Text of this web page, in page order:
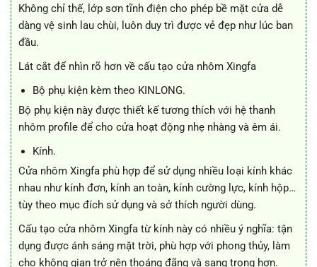
Không chỉ thế, lớp sơn tĩnh điện cho phép bề mặt cửa dễ
dàng vệ sinh lau chùi, luôn duy trì được vẻ đẹp như lúc ban
đầu.
Lát cắt để nhìn rõ hơn về cấu tạo cửa nhôm Xingfa
Bộ phụ kiện kèm theo KINLONG.
Bộ phụ kiện này được thiết kế tương thích với hệ thanh
nhôm profile để cho cửa hoạt động nhẹ nhàng và êm ái.
Kính.
Cửa nhôm Xingfa phù hợp để sử dụng nhiều loại kính khác
nhau như kính đơn, kính an toàn, kính cường lực, kính hộp…
tùy theo mục đích sử dụng và sở thích người dùng.
Cấu tạo cửa nhôm Xingfa từ kính này có nhiều ý nghĩa: tận
dụng được ánh sáng mặt trời, phù hợp với phong thủy, làm
cho không gian trở nên thoáng đãng và sang trọng hơn.